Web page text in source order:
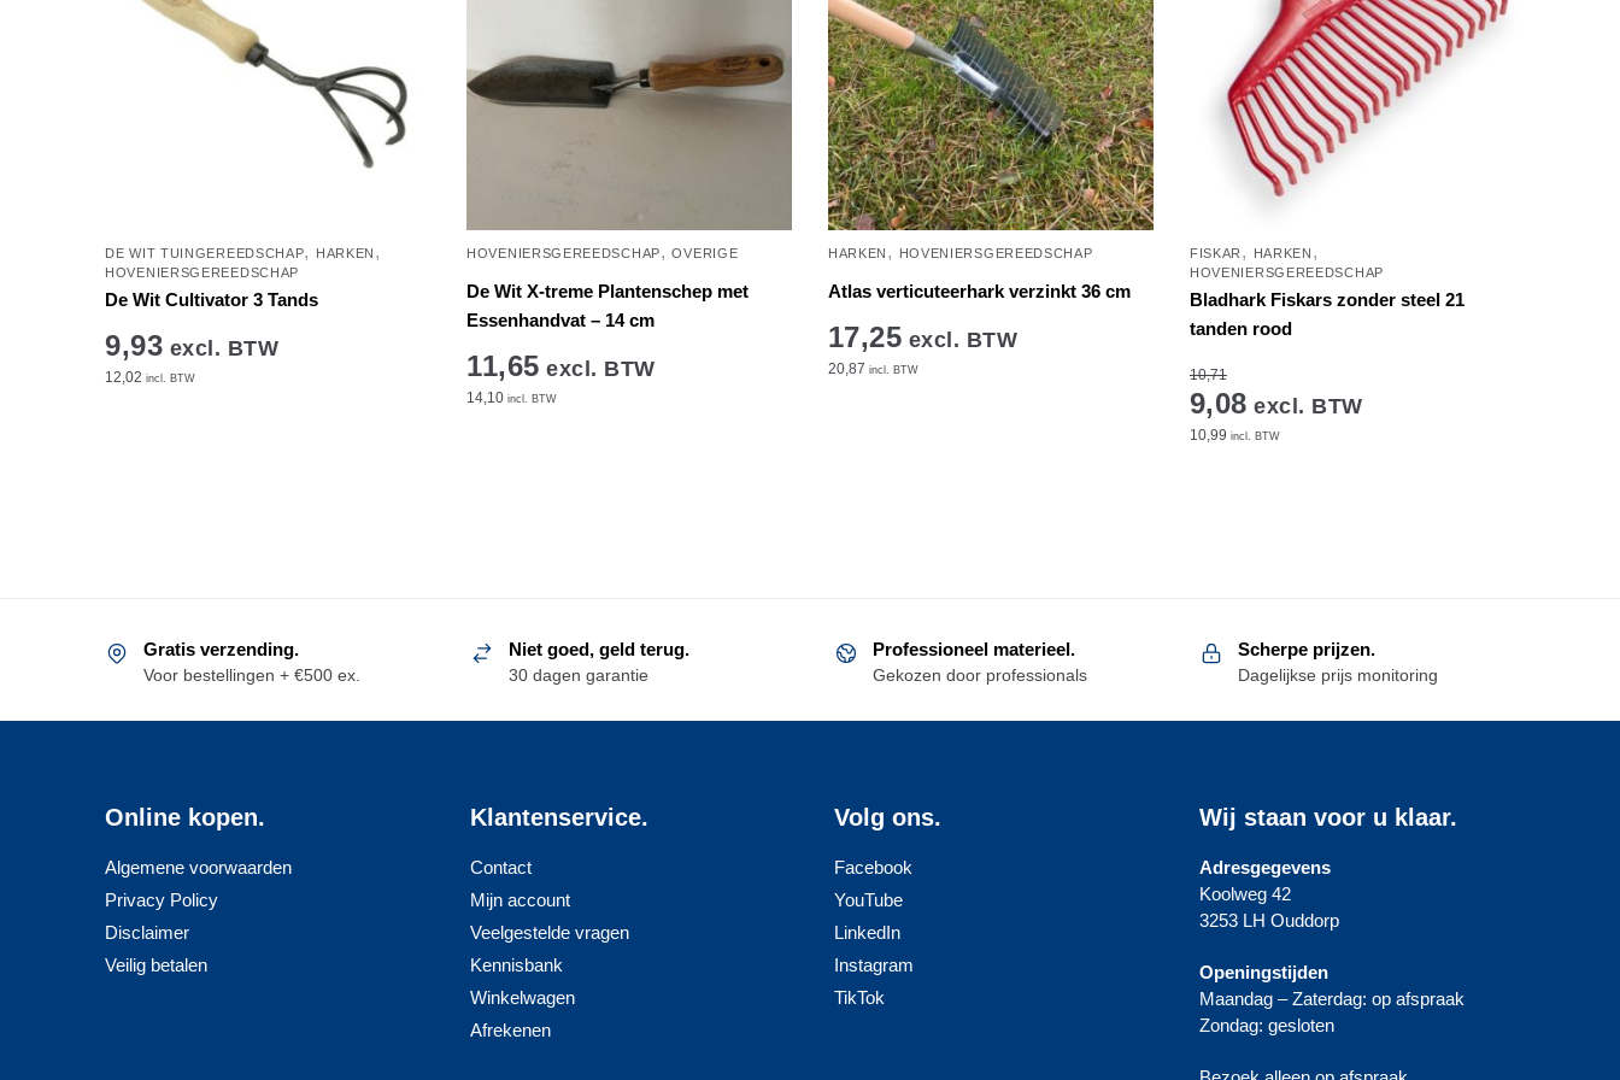
DE WIT TUINGEREEDSCHAP, HARKEN ,
HOVENIERSGEREEDSCHAP
De Wit Cultivator 3 Tands
9,93 excl. BTW
12,02 incl. BTW
HOVENIERSGEREEDSCHAP,OVERIGE
De Wit X-treme Plantenschep met
Essenhandvat – 14 cm
11,65 excl. BTW
14,10 incl. BTW
HARKEN , HOVENIERSGEREEDSCHAP
Atlas verticuteerhark verzinkt 36 cm
17,25 excl. BTW
20,87 incl. BTW
FISKAR , HARKEN ,
HOVENIERSGEREEDSCHAP
Bladhark Fiskars zonder steel 21
tanden rood
10,71
9,08 excl. BTW
10,99 incl. BTW
Gratis verzending.
Voor bestellingen + €500 ex.
Niet goed, geld terug.
30 dagen garantie
Professioneel materieel.
Gekozen door professionals
Scherpe prijzen.
Dagelijkse prijs monitoring
Online kopen.
Algemene voorwaarden
Privacy Policy
Disclaimer
Veilig betalen
Klantenservice.
Contact
Mijn account
Veelgestelde vragen
Kennisbank
Winkelwagen
Afrekenen
Volg ons.
Facebook
YouTube
LinkedIn
Instagram
TikTok
Wij staan voor u klaar.
Adresgegevens
Koolweg 42
3253 LH Ouddorp
Openingstijden
Maandag – Zaterdag: op afspraak
Zondag: gesloten